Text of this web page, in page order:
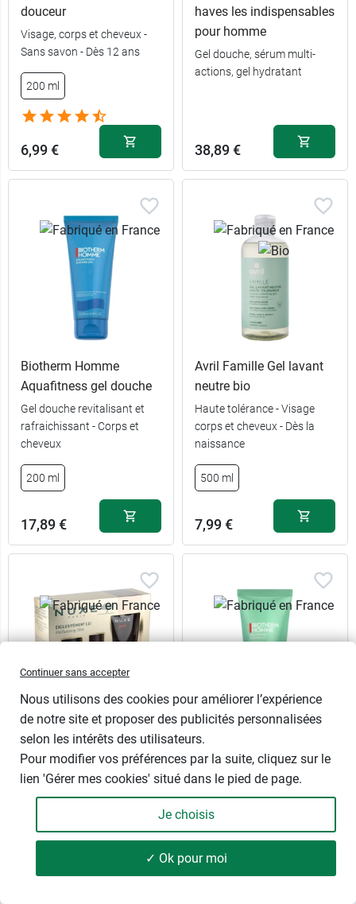
49 produits FILTRER
douceur
Visage, corps et cheveux -
Sans savon - Dès 12 ans
200 ml
6,99 €
haves les indispensables
pour homme
Gel douche, sérum multi-
actions, gel hydratant
38,89 €
Biotherm Homme
Aquafitness gel douche
Gel douche revitalisant et
rafraichissant - Corps et
cheveux
200 ml
17,89 €
Avril Famille Gel lavant
neutre bio
Haute tolérance - Visage
corps et cheveux - Dès la
naissance
500 ml
7,99 €
Nuxe Men coffret
Exclusivement Lui
Gel multi-fonctions, gel
douche cheveux et corps,
22,90 €
Biotherm Homme
Aquapower Gel douche
Revigorant et hydratant -
Corps et cheveux
200 ml
16,99 €
Continuer sans accepter
Nous utilisons des cookies pour améliorer l’expérience
de notre site et proposer des publicités personnalisées
selon les intérêts des utilisateurs.
Pour modifier vos préférences par la suite, cliquez sur le
lien 'Gérer mes cookies' situé dans le pied de page.
Je choisis
✓ Ok pour moi